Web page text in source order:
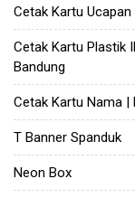
Cetak Kartu
Cetak Kartu Plastik
Bandung
Cetak Kartu Nama |
T Banner Spanduk
Neon Box